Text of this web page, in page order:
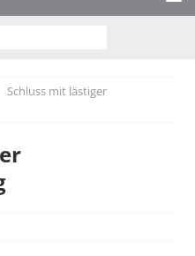
Schluss mit lästiger